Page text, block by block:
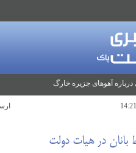
آهوهای جزیره خارگ
بانان در هیات دولت